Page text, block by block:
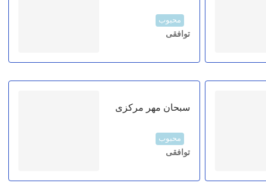
محبوب
توافقی
سبحان مهر مرکزی
محبوب
توافقی